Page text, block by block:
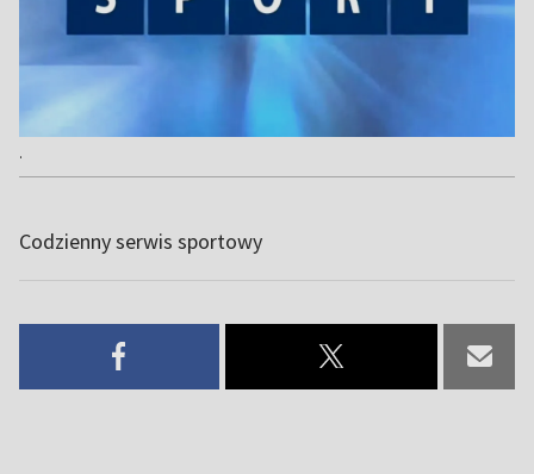
.
Codzienny serwis sportowy